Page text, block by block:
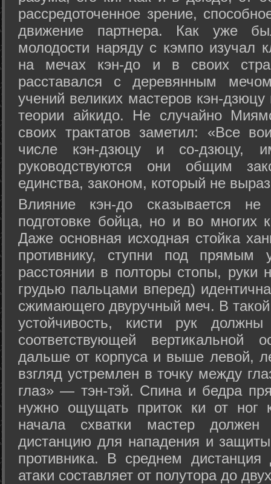
рассредоточенное зрение,
движение партнера. Как уже
молодости наряду с кэмпо изучал
на мечах кэн-до и в своих
расставался с деревянным
учений великих мастеров кэн-
теории айкидо. Не случайно
своих трактатов заметил: «Все
числе кэн-дзюцу и со-дзюцу,
руководствуются они общим
единства, законом, который не
Влияние кэн-до сказывается не
подготовке бойца, но и во многих
Даже основная исходная стойка
противнику, ступни под прямым
расстоянии в полторы стопы, руки
грудью пальцами вперед)
сжимающего двуручный меч. В
устойчивость, кисти рук
соответствующей
дальше от корпуса и выше левой,
взгляд устремлен в точку между
глаз» — тэн-тэй. Спина и бедра
нужно ощущать приток ки от
начала схватки мастер должен
дистанцию для нападения и
противника. В среднем
атаки составляет от полутора до